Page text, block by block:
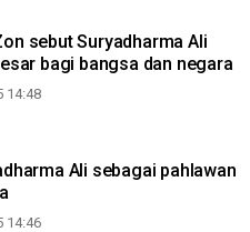
sebut Suryadharma Ali
bagi bangsa dan negara
14:48
Ali sebagai pahlawan
14:46